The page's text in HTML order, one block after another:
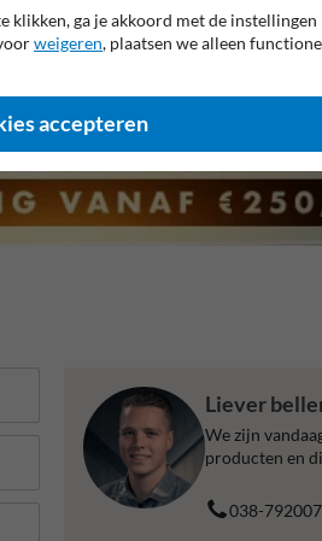
Liever
We zijn
producten en
038-
klikken, ga je akkoord met de instellingen
weigeren, plaatsen we alleen
accepteren